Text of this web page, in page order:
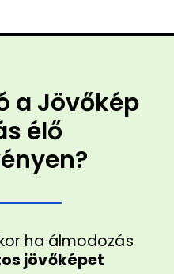
a Jövőkép
élő
ha álmodozás
jövőképet